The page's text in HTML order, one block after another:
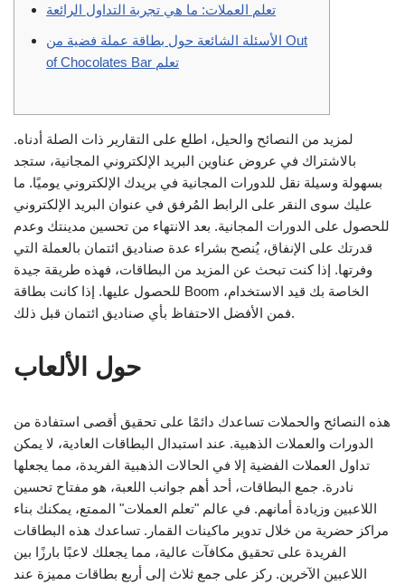
تعلم العملات: ما هي تجربة التداول الرائعة
الأسئلة الشائعة حول بطاقة عملة فضية من Out
of Chocolates Bar تعلم
لمزيد من النصائح والحيل، اطلع على التقارير ذات الصلة أدناه.
بالاشتراك في عروض عناوين البريد الإلكتروني المجانية، ستجد
بسهولة وسيلة نقل للدورات المجانية في بريدك الإلكتروني يوميًا. ما
عليك سوى النقر على الرابط المُرفق في عنوان البريد الإلكتروني
للحصول على الدورات المجانية. بعد الانتهاء من تحسين مدينتك وعدم
قدرتك على الإنفاق، يُنصح بشراء عدة صناديق ائتمان بالعملة التي
وفرتها. إذا كنت تبحث عن المزيد من البطاقات، فهذه طريقة جيدة
للحصول عليها. إذا كانت بطاقة Boom الخاصة بك قيد الاستخدام،
فمن الأفضل الاحتفاظ بأي صناديق ائتمان قبل ذلك.
حول الألعاب
هذه النصائح والحملات تساعدك دائمًا على تحقيق أقصى استفادة من
الدورات والعملات الذهبية. عند استبدال البطاقات العادية، لا يمكن
تداول العملات الفضية إلا في الحالات الذهبية الفريدة، مما يجعلها
نادرة. جمع البطاقات، أحد أهم جوانب اللعبة، هو مفتاح تحسين
اللاعبين وزيادة أمانهم. في عالم "تعلم العملات" الممتع، يمكنك بناء
مراكز حضرية من خلال تدوير ماكينات القمار. تساعدك هذه البطاقات
الفريدة على تحقيق مكافآت عالية، مما يجعلك لاعبًا بارزًا بين
اللاعبين الآخرين. ركز على جمع ثلاث إلى أربع بطاقات مميزة عند